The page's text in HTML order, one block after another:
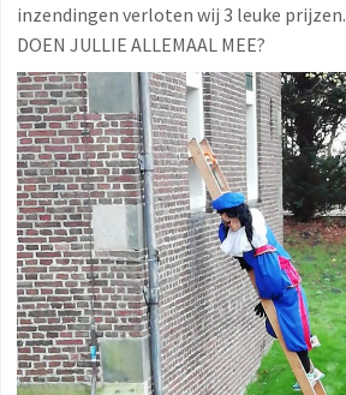
inzendingen verloten wij 3 leuke prijzen.
DOEN JULLIE ALLEMAAL MEE?